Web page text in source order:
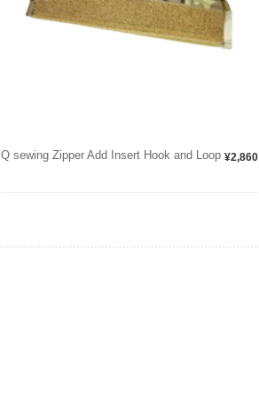
Q sewing Zipper Add Insert Hook and Loop ¥2,860